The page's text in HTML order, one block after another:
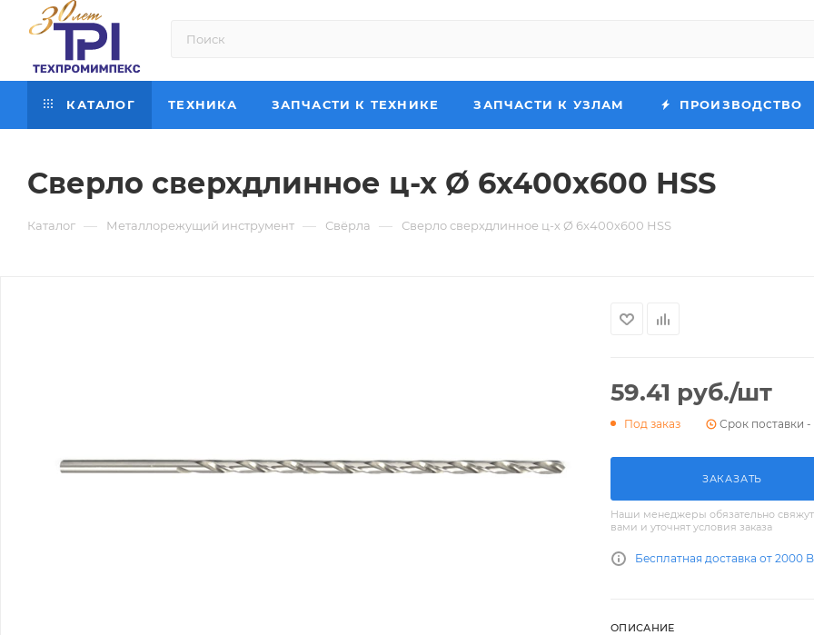
КАТАЛОГ ТЕХНИКА ЗАПЧАСТИ К ТЕХНИКЕ ЗАПЧАСТИ К УЗЛАМ ПРОИЗВОДСТВО
Сверло сверхдлинное ц-х Ø 6х400х600 HSS
Каталог — Металлорежущий инструмент — Свёрла — Сверло сверхдлинное ц-х Ø 6х400х600 HSS
59.41 руб./шт
Под заказ Срок поставки -
ЗАКАЗАТЬ
Наши менеджеры обязательно
вами и уточнят условия заказа
Бесплатная доставка от 2000
ОПИСАНИЕ